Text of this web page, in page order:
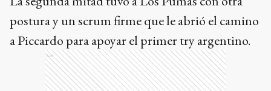
postura y un scrum firme que le abrió el camino
a Piccardo para apoyar el primer try argentino.
Ads